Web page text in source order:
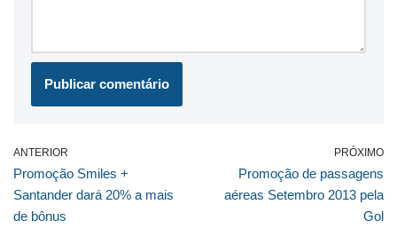
ANTERIOR
Promoção Smiles +
Santander dará 20% a mais
de bônus
PRÓXIMO
Promoção de passagens
aéreas Setembro 2013 pela
Gol